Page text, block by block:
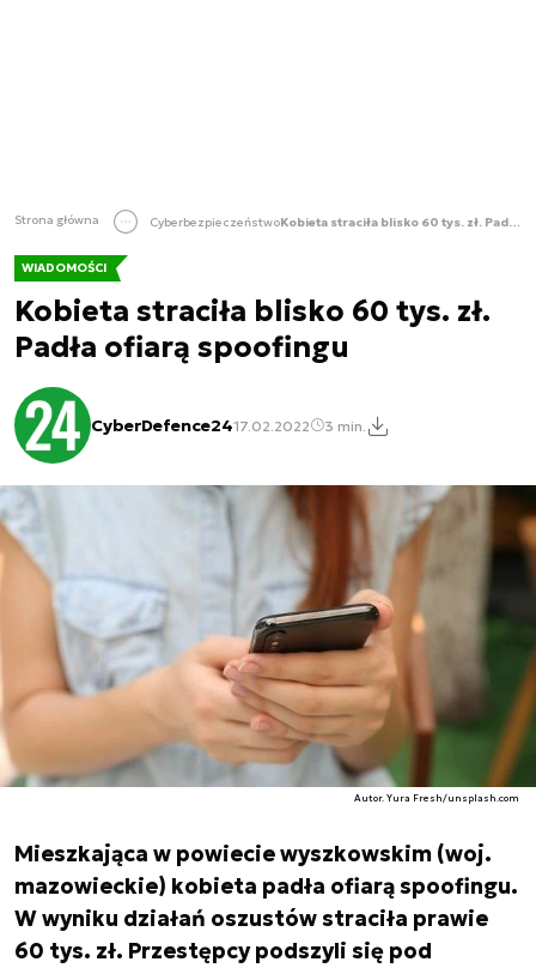
Strona główna Cyberbezpieczeństwo Kobieta straciła blisko 60 tys. zł. Padła ofiarą spoofingu
WIADOMOŚCI
Kobieta straciła blisko 60 tys. zł.
Padła ofiarą spoofingu
CyberDefence2417.02.2022 3 min.
Autor. Yura Fresh/unsplash.com
Mieszkająca w powiecie wyszkowskim (woj.
mazowieckie) kobieta padła ofiarą spoofingu.
W wyniku działań oszustów straciła prawie
60 tys. zł. Przestępcy podszyli się pod